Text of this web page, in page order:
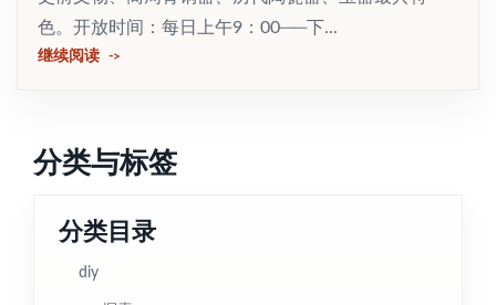
色。开放时间：每日上午9：00──下...
继续阅读
分类与标签
分类目录
diy